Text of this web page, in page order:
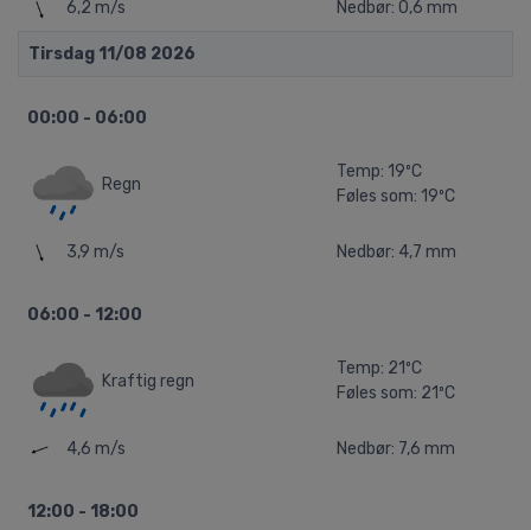
6,2 m/s Nedbør: 0,6 mm
Tirsdag 11/08 2026
00:00 - 06:00
Regn
Temp: 19ºC
Føles som: 19ºC
3,9 m/s Nedbør: 4,7 mm
06:00 - 12:00
Kraftig regn
Temp: 21ºC
Føles som: 21ºC
4,6 m/s Nedbør: 7,6 mm
12:00 - 18:00